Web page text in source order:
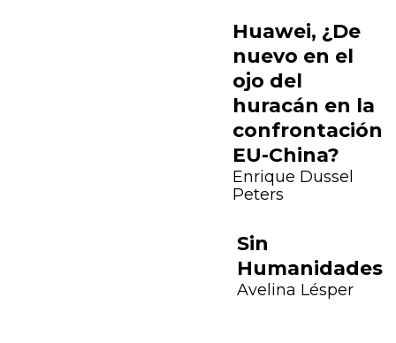
Huawei, ¿De
nuevo en el
ojo del
huracán en la
confrontación
EU-China?
Enrique Dussel
Peters
Sin
Humanidades
Avelina Lésper